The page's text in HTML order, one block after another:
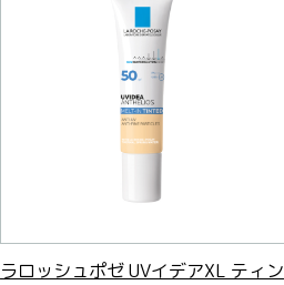
ラロッシュポゼ UVイデアXL ティン